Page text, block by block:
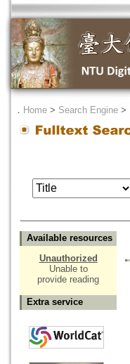
． Home > Search Engine >
Available resources
Unauthorized
Unable to
provide reading
Extra service